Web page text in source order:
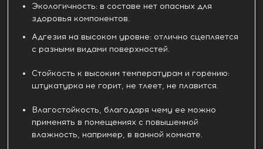
Экологичность: в составе нет опасных для
здоровья компонентов.
Адгезия на высоком уровне: отлично сцепляется
с разными видами поверхностей.
Стойкость к высоким температурам и горению:
штукатурка не горит, не тлеет, не плавится.
Влагостойкость, благодаря чему ее можно
применять в помещениях с повышенной
влажность, например, в ванной комнате.